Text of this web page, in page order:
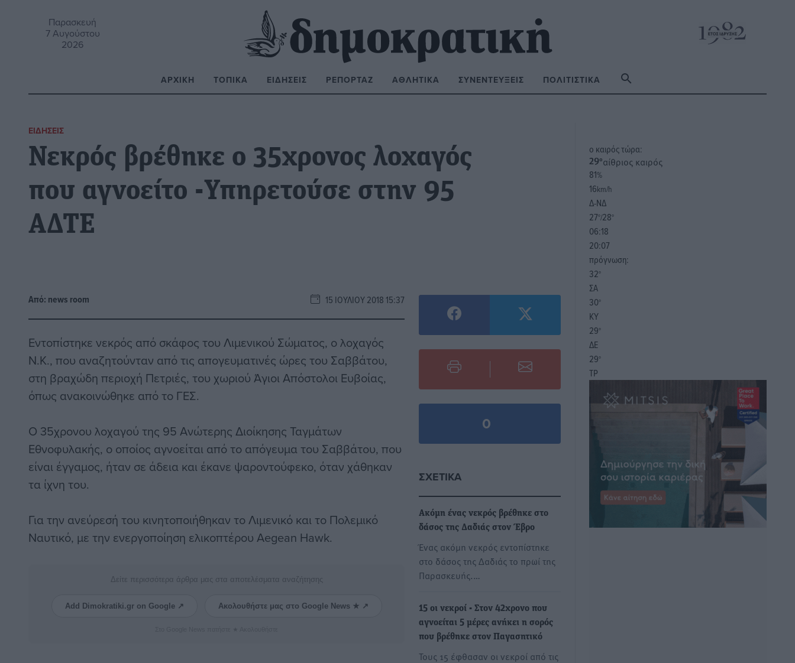
Παρασκευή
7 Αυγούστου
2026
ΑΡΧΙΚΉ ΤΟΠΙΚΆ ΕΙΔΉΣΕΙΣ ΡΕΠΟΡΤΆΖ ΑΘΛΗΤΙΚΆ ΣΥΝΕΝΤΕΎΞΕΙΣ ΠΟΛΙΤΙΣΤΙΚΆ
ΕΙΔΉΣΕΙΣ
Νεκρός βρέθηκε ο 35χρονος λοχαγός
που αγνοείτο -Υπηρετούσε στην 95
ΑΔΤΕ
Από: news room 15 ΙΟΥΛΊΟΥ 2018 15:37
Εντοπίστηκε νεκρός από σκάφος του Λιμενικού Σώματος, ο λοχαγός
Ν.Κ., που αναζητούνταν από τις απογευματινές ώρες του Σαββάτου,
στη βραχώδη περιοχή Πετριές, του χωριού Άγιοι Απόστολοι Ευβοίας,
όπως ανακοινώθηκε από το ΓΕΣ.
Ο 35χρονου λοχαγού της 95 Ανώτερης Διοίκησης Ταγμάτων
Εθνοφυλακής, ο οποίος αγνοείται από το απόγευμα του Σαββάτου, που
είναι έγγαμος, ήταν σε άδεια και έκανε ψαροντούφεκο, όταν χάθηκαν
τα ίχνη του.
Για την ανεύρεσή του κινητοποιήθηκαν το Λιμενικό και το Πολεμικό
Ναυτικό, με την ενεργοποίηση ελικοπτέρου Aegean Hawk.
Δείτε περισσότερα άρθρα μας στα αποτελέσματα αναζήτησης
Add Dimokratiki.gr on Google ↗ Ακολουθήστε μας στο Google News ★ ↗
0
ΣΧΕΤΙΚΆ
Ακόμη ένας νεκρός βρέθηκε στο
δάσος της Δαδιάς στον Έβρο
Ένας ακόμη νεκρός εντοπίστηκε
στο δάσος της Δαδιάς το πρωί της
Παρασκευής.…
15 οι νεκροί - Στον 42χρονο που
αγνοείται 5 μέρες ανήκει η σορός
που βρέθηκε στον Παγασητικό
Τους 15 έφθασαν οι νεκροί από τις
o καιρός τώρα:
29°αίθριος καιρός
81%
16km/h
Δ-ΝΔ
27°/28°
06:18
20:07
πρόγνωση:
32°
ΣΑ
30°
ΚΥ
29°
ΔΕ
29°
ΤΡ